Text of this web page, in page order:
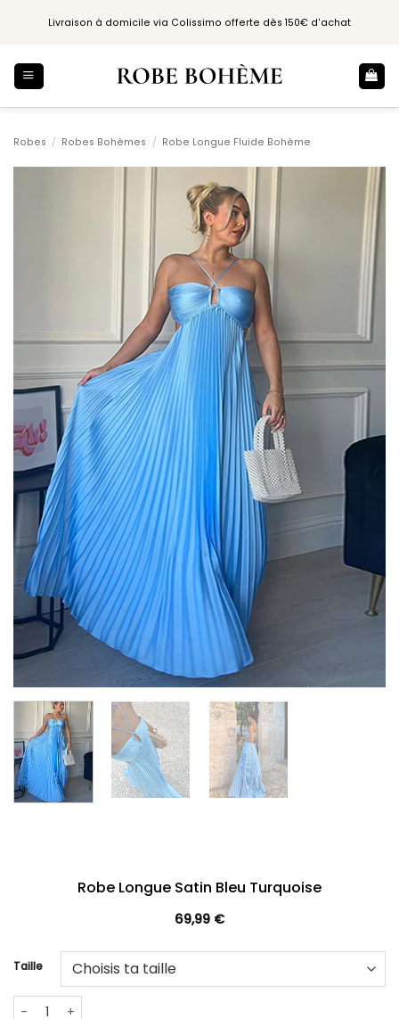
Livraison à domicile via Colissimo offerte dès 150€ d'achat
Robes / Robes Bohèmes / Robe Longue Fluide Bohème
Robe Longue Satin Bleu Turquoise
69,99 €
Taille
quantité de Robe Longue Satin Bleu Turquoise